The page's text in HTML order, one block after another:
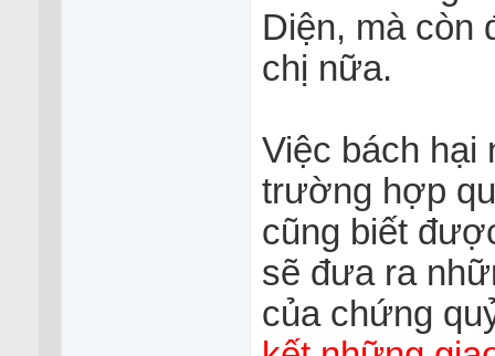
Diện, mà còn
chị nữa.
Việc bách hại
trường hợp
cũng biết
sẽ đưa ra
của chứng